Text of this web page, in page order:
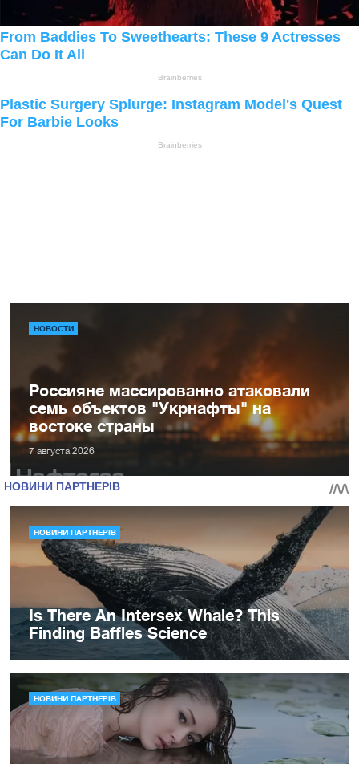
НОВОСТИ
Россияне массированно атаковали
семь объектов "Укрнафты" на
востоке страны
7 августа 2026